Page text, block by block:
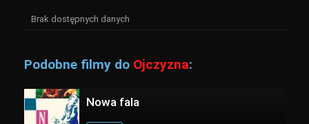
Brak dostępnych danych
Podobne filmy do Ojczyzna:
Nowa fala